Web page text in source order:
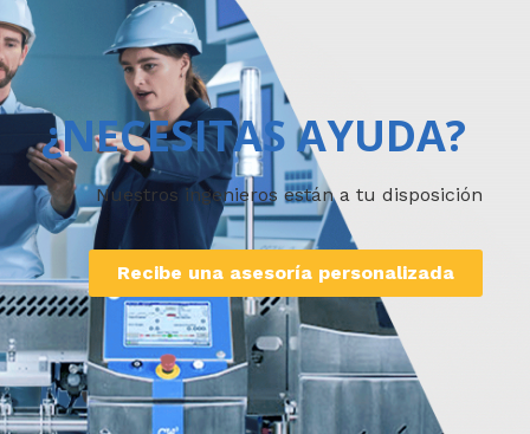
¿NECESITAS AYUDA?
Nuestros ingenieros están a tu disposición
Recibe una asesoría personalizada